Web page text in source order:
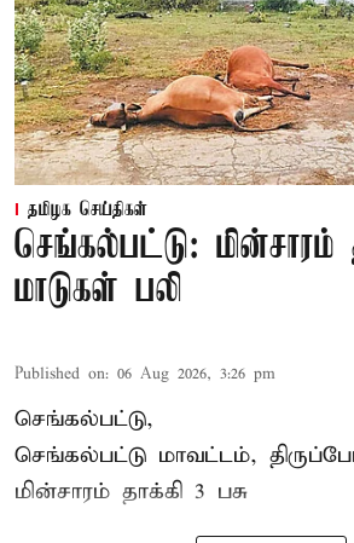
தமிழக செய்திகள்
செங்கல்பட்டு: மின்சாரம்
மாடுகள் பலி
Published on: 06 Aug 2026, 3:26 pm
செங்கல்பட்டு,
செங்கல்பட்டு மாவட்டம்,
மின்சாரம் தாக்கி 3 பசு